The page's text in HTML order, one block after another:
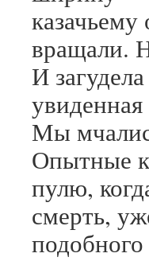
вращали.
И
Мы
Опытные
пулю,
смерть,